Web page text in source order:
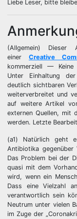
Liebe Leser, bitte
(Allgemein)
einer Creative
kommerziell — Keine
Unter Einhaltung
deutlich sichtbaren
weiterverbreitet und
auf weitere Artikel
externen Quellen, mit
werden. Letzte
(a1) Natürlich geht
Antibiotika
Das Problem bei der
quasi mit dem
wird, wenn ein
Dass eine Vielzahl
verantwortlich sein
Neutrum unter vielen
im Zuge der